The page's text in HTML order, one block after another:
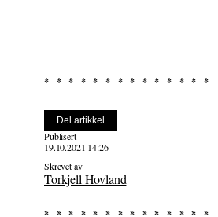
Del artikkel
Publisert
19.10.2021 14:26
Skrevet av
Torkjell Hovland